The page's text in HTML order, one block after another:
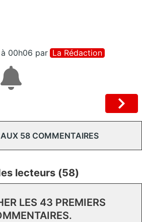
00h06 par La Rédaction
58 COMMENTAIRES
lecteurs (58)
LES 43 PREMIERS